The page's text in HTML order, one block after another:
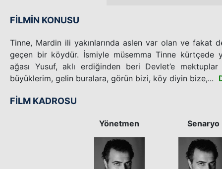
FİLMİN KONUSU
Tinne, Mardin ili yakınlarında aslen var olan ve fakat
geçen bir köydür. İsmiyle müsemma Tinne kürtçede
ağası Yusuf, aklı erdiğinden beri Devlet’e
büyüklerim, gelin buralara, görün bizi, köy diyin bize,...
FİLM KADROSU
Yönetmen Senaryo